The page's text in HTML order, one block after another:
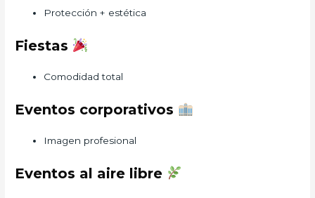
Protección + estética
Fiestas
Comodidad total
Eventos corporativos
Imagen profesional
Eventos al aire libre